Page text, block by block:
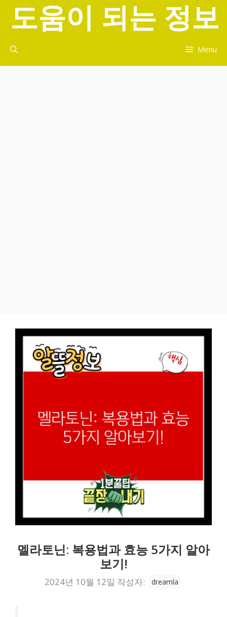
너
도움이 되는 정보
Menu
멜라토닌: 복용법과 효능 5가지 알아
보기!
2024년 10월 12일 작성자: dreamla